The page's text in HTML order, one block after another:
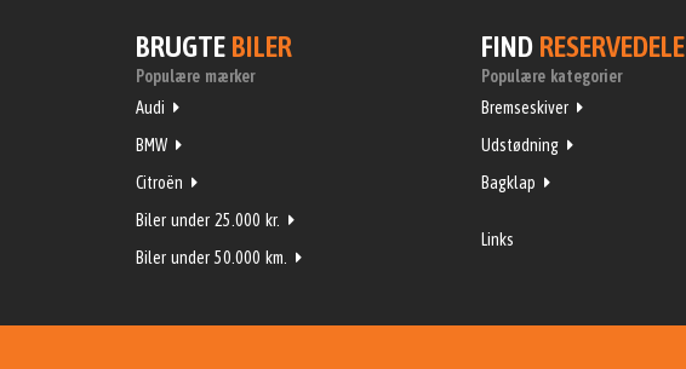
BRUGTE BILER
Populære mærker
Audi
BMW
Citroën
Biler under 25.000 kr.
Biler under 50.000 km.
FIND RESERVEDELE
Populære kategorier
Bremseskiver
Udstødning
Bagklap
Links